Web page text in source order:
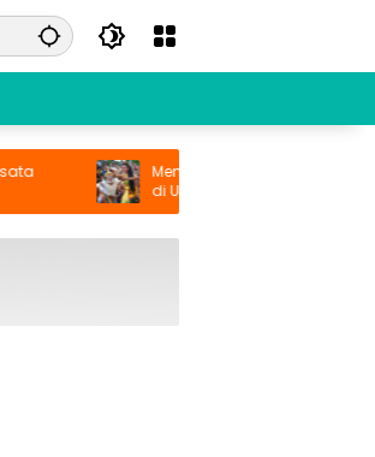
Menyaksikan Keindahan Seni Tari
di Uluwatu Bali